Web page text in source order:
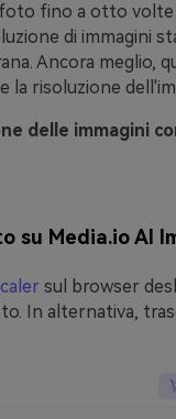
fino a otto
di immagini
Ancora meglio,
la risoluzione
delle immagini
su Media.io AI
sul browser
In alternativa,